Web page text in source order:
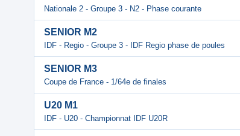
Nationale 2 - Groupe 3 - N2 - Phase courante
SENIOR M2
IDF - Regio - Groupe 3 - IDF Regio phase de poules
SENIOR M3
Coupe de France - 1/64e de finales
U20 M1
IDF - U20 - Championnat IDF U20R